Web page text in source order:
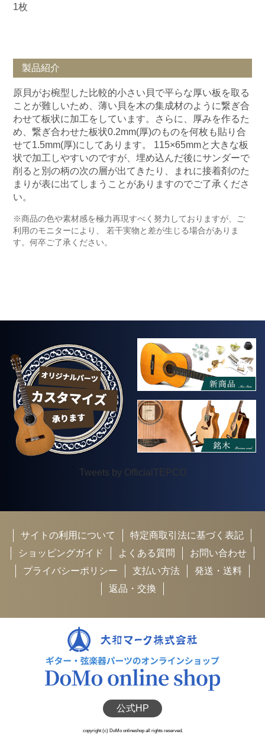
1枚
製品紹介
原貝がお椀型した比較的小さい貝で平らな厚い板を取る
ことが難しいため、薄い貝を木の集成材のように繋ぎ合
わせて板状に加工をしています。さらに、厚みを作るた
め、繋ぎ合わせた板状0.2mm(厚)のものを何枚も貼り合
せて1.5mm(厚)にしてあります。 115×65mmと大きな板
状で加工しやすいのですが、埋め込んだ後にサンダーで
削ると別の柄の次の層が出てきたり、まれに接着剤のた
まりが表に出てしまうことがありますのでご了承くださ
い。
※商品の色や素材感を極力再現すべく努力しておりますが、ご
利用のモニターにより、 若干実物と差が生じる場合がありま
す。何卒ご了承ください。
Tweets by OfficialTEPCO
サイトの利用について
特定商取引法に基づく表記
ショッピングガイド
よくある質問
お問い合わせ
プライバシーポリシー
支払い方法
発送・送料
返品・交換
公式HP
copyright (c) DoMo onlineshop all rights reserved.